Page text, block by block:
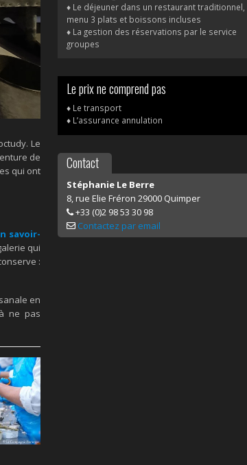
Le
de
qui ont
savoir-
qui
:
en
ne pas
♦ Le déjeuner dans un restaurant traditionnel,
menu 3 plats et boissons incluses
♦ La gestion des réservations par le service
groupes
Le prix ne comprend pas
♦ Le transport
♦ L’assurance annulation
Contact
Stéphanie Le Berre
8, rue Elie Fréron 29000 Quimper
+33 (0)2 98 53 30 98
Contactez par email